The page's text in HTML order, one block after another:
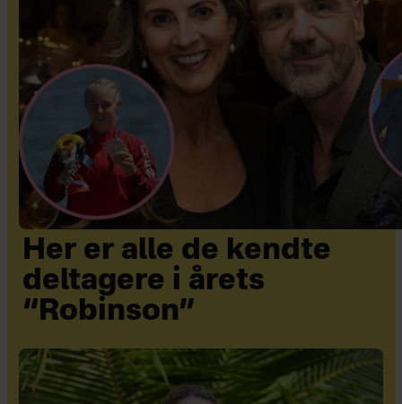
Her er alle de kendte
deltagere i årets
“Robinson”